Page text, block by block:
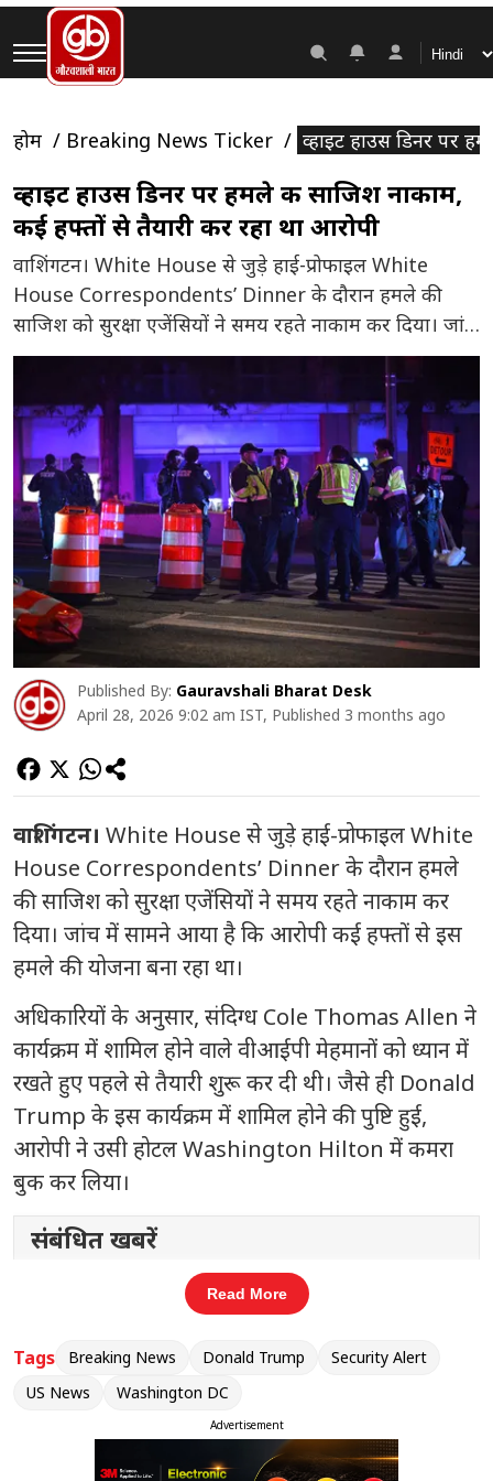
होम Breaking News Ticker व्हाइट हाउस डिनर पर
व्हाइट हाउस डिनर पर हमले की साजिश नाकाम,
कई हफ्तों से तैयारी कर रहा था आरोपी
वाशिंगटन। White House से जुड़े हाई-प्रोफाइल White
House Correspondents’ Dinner के दौरान हमले की
साजिश को सुरक्षा एजेंसियों ने समय रहते नाकाम कर दिया। जांच
में सामने आया है कि आरोपी कई हफ्तों से इस हमले की योजना
बना रहा था। अधिकारियों के अनुसार, संदिग्ध Cole Thomas
Allen ने कार्यक्रम में शामिल होने वाले वीआईपी […]
Published By: Gauravshali Bharat Desk
April 28, 2026 9:02 am IST, Published 3 months ago
वाशिंगटन। White House से जुड़े हाई-प्रोफाइलWhite
House Correspondents’ Dinnerके दौरान हमले
की साजिश को सुरक्षा एजेंसियों ने समय रहते नाकाम कर
दिया। जांच में सामने आया है कि आरोपी कई हफ्तों से इस
हमले की योजना बना रहा था।
अधिकारियों के अनुसार, संदिग्ध Cole Thomas Allen ने
कार्यक्रम में शामिल होने वाले वीआईपी मेहमानों को ध्यान में
रखते हुए पहले से तैयारी शुरू कर दी थी। जैसे ही Donald
Trump के इस कार्यक्रम में शामिल होने की पुष्टि हुई,
आरोपी ने उसी होटल Washington Hilton में कमरा
बुक कर लिया।
संबंधित खबरें
लोक कल्याण मार्ग पर सियासी हलचल:
केंद्रीय मंत्री जितेंद्र सिंह ने राहुल गांधी से की
जांच में पता चला कि आरोपी 21 अप्रैल को अपने घर
Read More
Tags Breaking News Donald Trump
Security Alert
US News
Washington DC
Advertisement